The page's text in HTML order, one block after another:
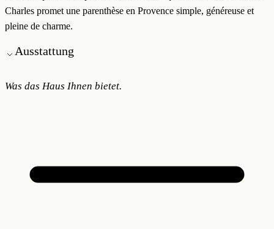
Charles promet une parenthèse en Provence simple, généreuse et
pleine de charme.
Ausstattung
Was das Haus Ihnen bietet.